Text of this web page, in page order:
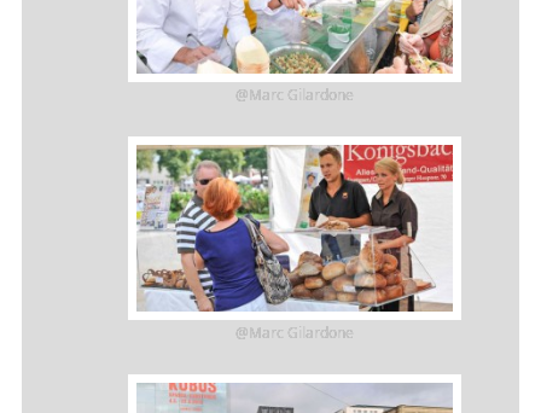
@Marc Gilardone
@Marc Gilardone